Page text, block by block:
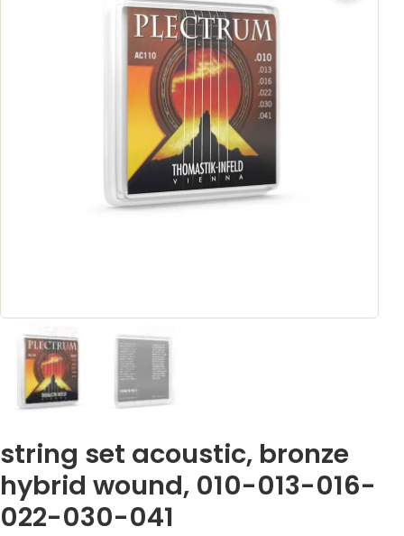
string set acoustic, bronze
hybrid wound, 010-013-016-
022-030-041